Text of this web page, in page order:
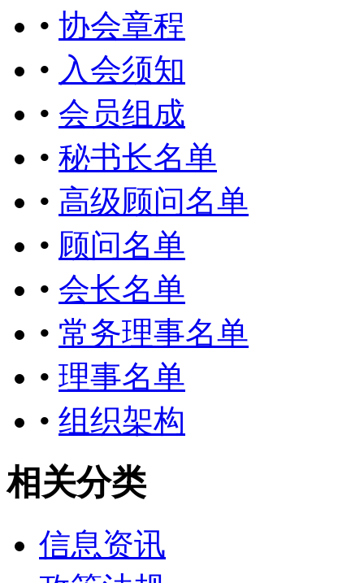
• 协会章程
• 入会须知
• 会员组成
• 秘书长名单
• 高级顾问名单
• 顾问名单
• 会长名单
• 常务理事名单
• 理事名单
• 组织架构
相关分类
信息资讯